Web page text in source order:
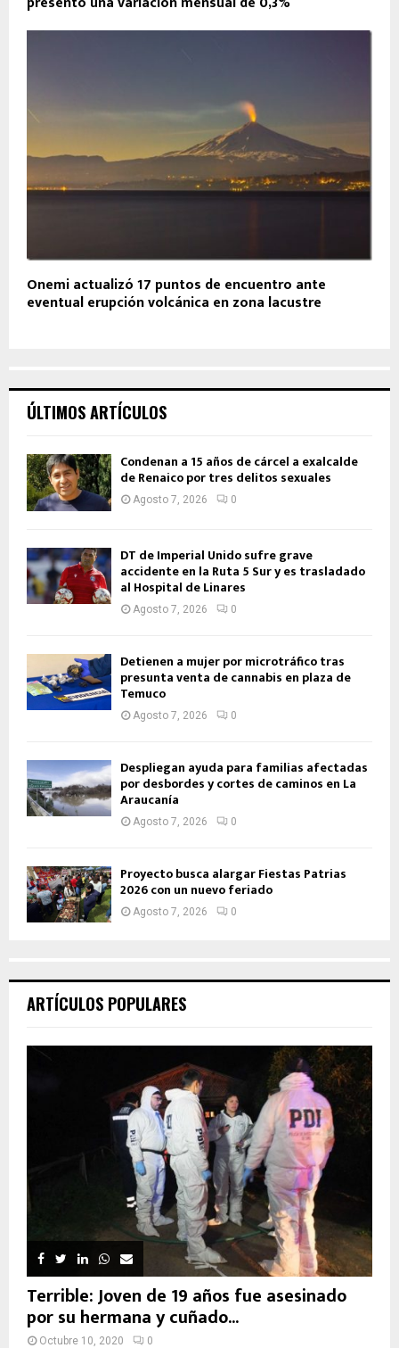
Onemi actualizó 17 puntos de encuentro ante
eventual erupción volcánica en zona lacustre
ÚLTIMOS ARTÍCULOS
Condenan a 15 años de cárcel a exalcalde
de Renaico por tres delitos sexuales
Agosto 7, 2026 0
DT de Imperial Unido sufre grave
accidente en la Ruta 5 Sur y es trasladado
al Hospital de Linares
Agosto 7, 2026 0
Detienen a mujer por microtráfico tras
presunta venta de cannabis en plaza de
Temuco
Agosto 7, 2026 0
Despliegan ayuda para familias afectadas
por desbordes y cortes de caminos en La
Araucanía
Agosto 7, 2026 0
Proyecto busca alargar Fiestas Patrias
2026 con un nuevo feriado
Agosto 7, 2026 0
ARTÍCULOS POPULARES
Terrible: Joven de 19 años fue asesinado
por su hermana y cuñado...
Octubre 10, 2020 0